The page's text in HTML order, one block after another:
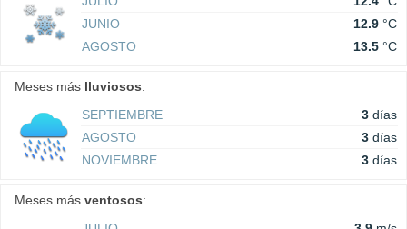
JUNIO
12.9 °C
AGOSTO
13.5 °C
Meses más lluviosos:
SEPTIEMBRE
3 días
AGOSTO
3 días
NOVIEMBRE
3 días
Meses más ventosos: